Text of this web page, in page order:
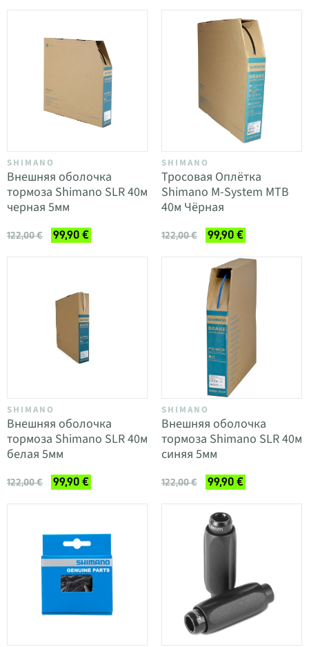
SHIMANO
Внешняя оболочка
тормоза Shimano SLR 40м
черная 5мм
122,00 € 99,90 €
SHIMANO
Тросовая Оплётка
Shimano M-System MTB
40м Чёрная
122,00 € 99,90 €
SHIMANO
Внешняя оболочка
тормоза Shimano SLR 40м
белая 5мм
122,00 € 99,90 €
SHIMANO
Внешняя оболочка
тормоза Shimano SLR 40м
синяя 5мм
122,00 € 99,90 €